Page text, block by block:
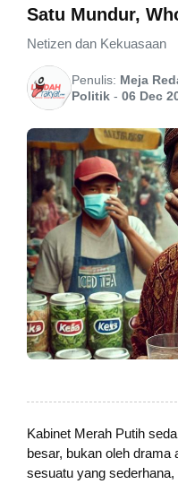
Satu Mundur,
Netizen dan Kekuasaan
Penulis: Meja
Politik - 06 Dec
Kabinet Merah Putih
besar, bukan oleh drama
sesuatu yang